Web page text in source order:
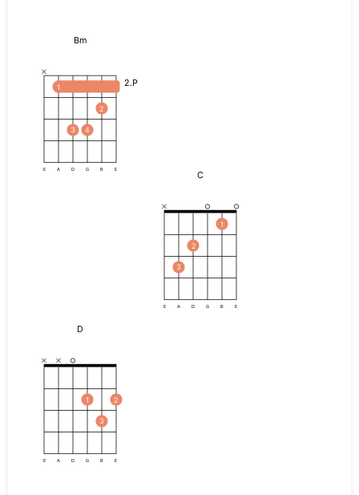
Bm
2.P
1
3 4
2
E A D G B E C
3
2
1
E A D G B E
D
1
3
2
E A D G B E